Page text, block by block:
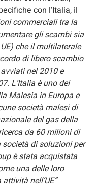
con l’Italia, il
commerciali tra la
gli scambi sia
che il multilaterale
di libero scambio
nel 2010 e
L’Italia è uno dei
Malesia in Europa e
società malesi di
del gas della
da 60 milioni di
società di soluzioni per
è stata acquistata
una delle loro
nell’UE”